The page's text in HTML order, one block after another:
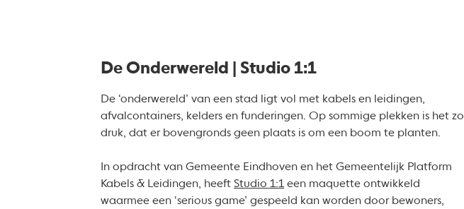
De Onderwereld | Studio 1:1
De ‘onderwereld’ van een stad ligt vol met kabels en leidingen,
afvalcontainers, kelders en funderingen. Op sommige plekken is het zo
druk, dat er bovengronds geen plaats is om een boom te planten.
In opdracht van Gemeente Eindhoven en het Gemeentelijk Platform
Kabels & Leidingen, heeft Studio 1:1een maquette ontwikkeld
waarmee een ‘serious game’ gespeeld kan worden door bewoners,